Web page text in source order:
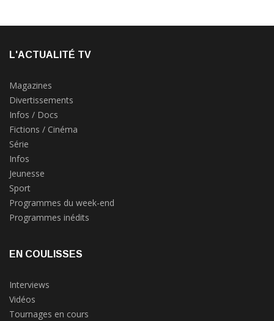
L'ACTUALITÉ TV
Magazines
Divertissements
Infos / Docs
Fictions / Cinéma
Série
Infos
Jeunesse
Sport
Programmes du week-end
Programmes inédits
EN COULISSES
Interviews
Vidéos
Tournages en cours